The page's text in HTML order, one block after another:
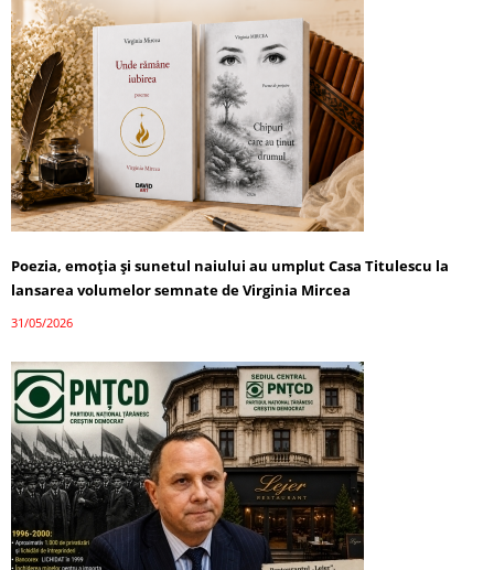
Poezia, emoția și sunetul naiului au umplut Casa Titulescu la
lansarea volumelor semnate de Virginia Mircea
31/05/2026